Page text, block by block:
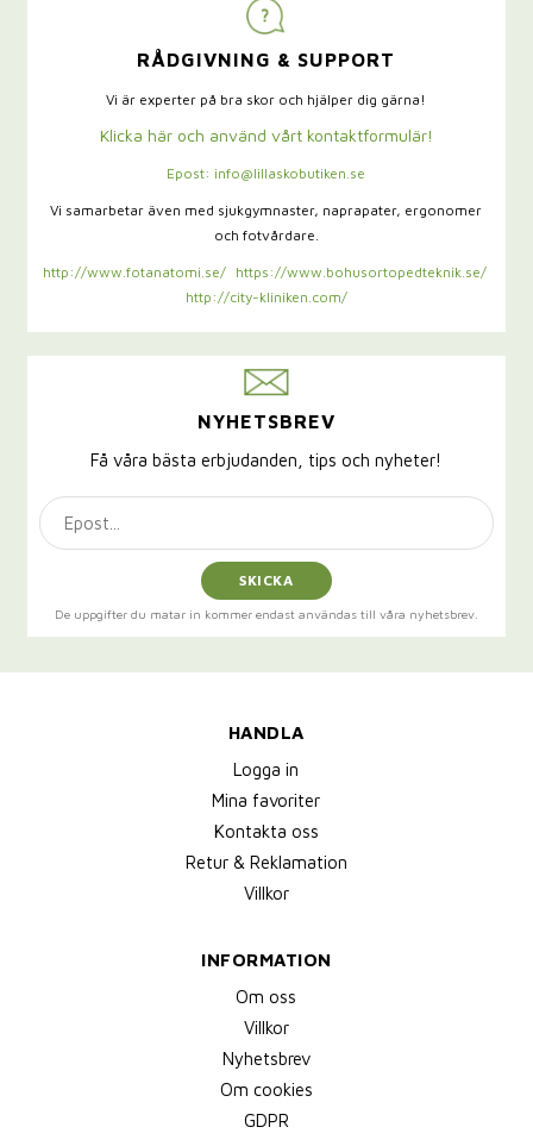
RÅDGIVNING & SUPPORT
Vi är experter på bra skor och hjälper dig gärna!
Klicka här och använd vårt kontaktformulär!
Epost: info@lillaskobutiken.se
Vi samarbetar även med sjukgymnaster, naprapater, ergonomer
och fotvårdare.
http://www.fotanatomi.se/
https://www.bohusortopedteknik.se/
http://city-kliniken.com/
NYHETSBREV
Få våra bästa erbjudanden, tips och nyheter!
SKICKA
De uppgifter du matar in kommer endast användas till våra nyhetsbrev.
HANDLA
Logga in
Mina favoriter
Kontakta oss
Retur & Reklamation
Villkor
INFORMATION
Om oss
Villkor
Nyhetsbrev
Om cookies
GDPR